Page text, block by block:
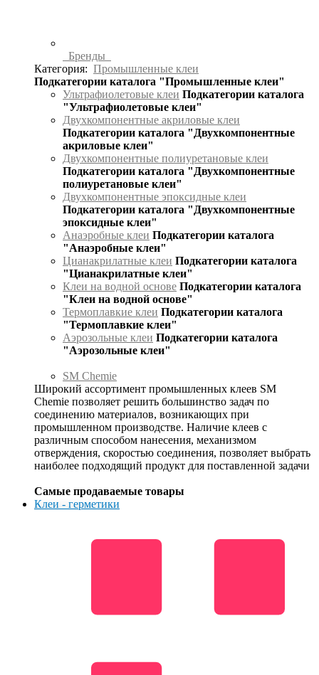
Бренды
Категория: Промышленные клеи
Подкатегории каталога "Промышленные клеи"
Ультрафиолетовые клеи Подкатегории каталога
"Ультрафиолетовые клеи"
Двухкомпонентные акриловые клеи
Подкатегории каталога "Двухкомпонентные
акриловые клеи"
Двухкомпонентные полиуретановые клеи
Подкатегории каталога "Двухкомпонентные
полиуретановые клеи"
Двухкомпонентные эпоксидные клеи
Подкатегории каталога "Двухкомпонентные
эпоксидные клеи"
Анаэробные клеи Подкатегории каталога
"Анаэробные клеи"
Цианакрилатные клеи Подкатегории каталога
"Цианакрилатные клеи"
Клеи на водной основе Подкатегории каталога
"Клеи на водной основе"
Термоплавкие клеи Подкатегории каталога
"Термоплавкие клеи"
Аэрозольные клеи Подкатегории каталога
"Аэрозольные клеи"
SM Chemie
Широкий ассортимент промышленных клеев SM
Chemie позволяет решить большинство задач по
соединению материалов, возникающих при
промышленном производстве. Наличие клеев с
различным способом нанесения, механизмом
отверждения, скоростью соединения, позволяет выбрать
наиболее подходящий продукт для поставленной задачи
Самые продаваемые товары
Клеи - герметики